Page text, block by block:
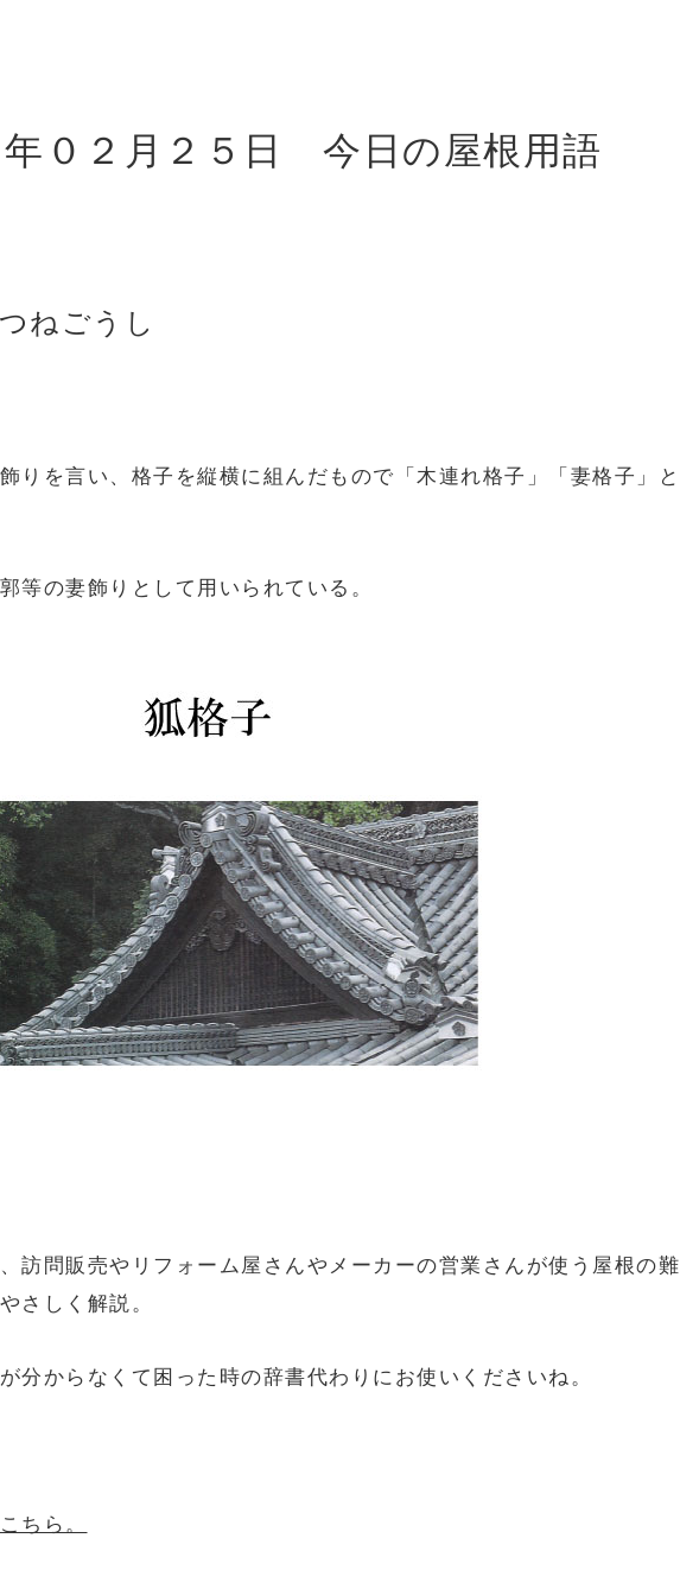
０２月２５日 今日の屋根用語
ねごうし
りを言い、格子を縦横に組んだもので「木連れ格子」「妻格子」と
等の妻飾りとして用いられている。
訪問販売やリフォーム屋さんやメーカーの営業さんが使う屋根の難
さしく解説。
分からなくて困った時の辞書代わりにお使いくださいね。
ちら。